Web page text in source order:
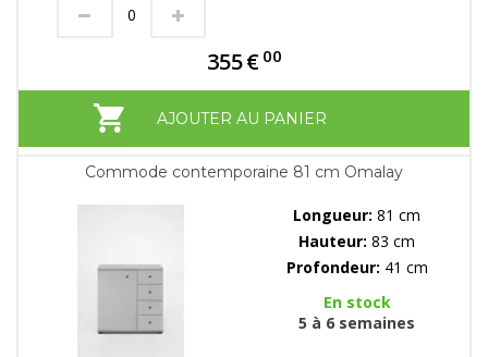
355€ 00
AJOUTER AU PANIER
Commode contemporaine 81 cm Omalay
Longueur: 81 cm
Hauteur: 83 cm
Profondeur: 41 cm
En stock
5 à 6 semaines